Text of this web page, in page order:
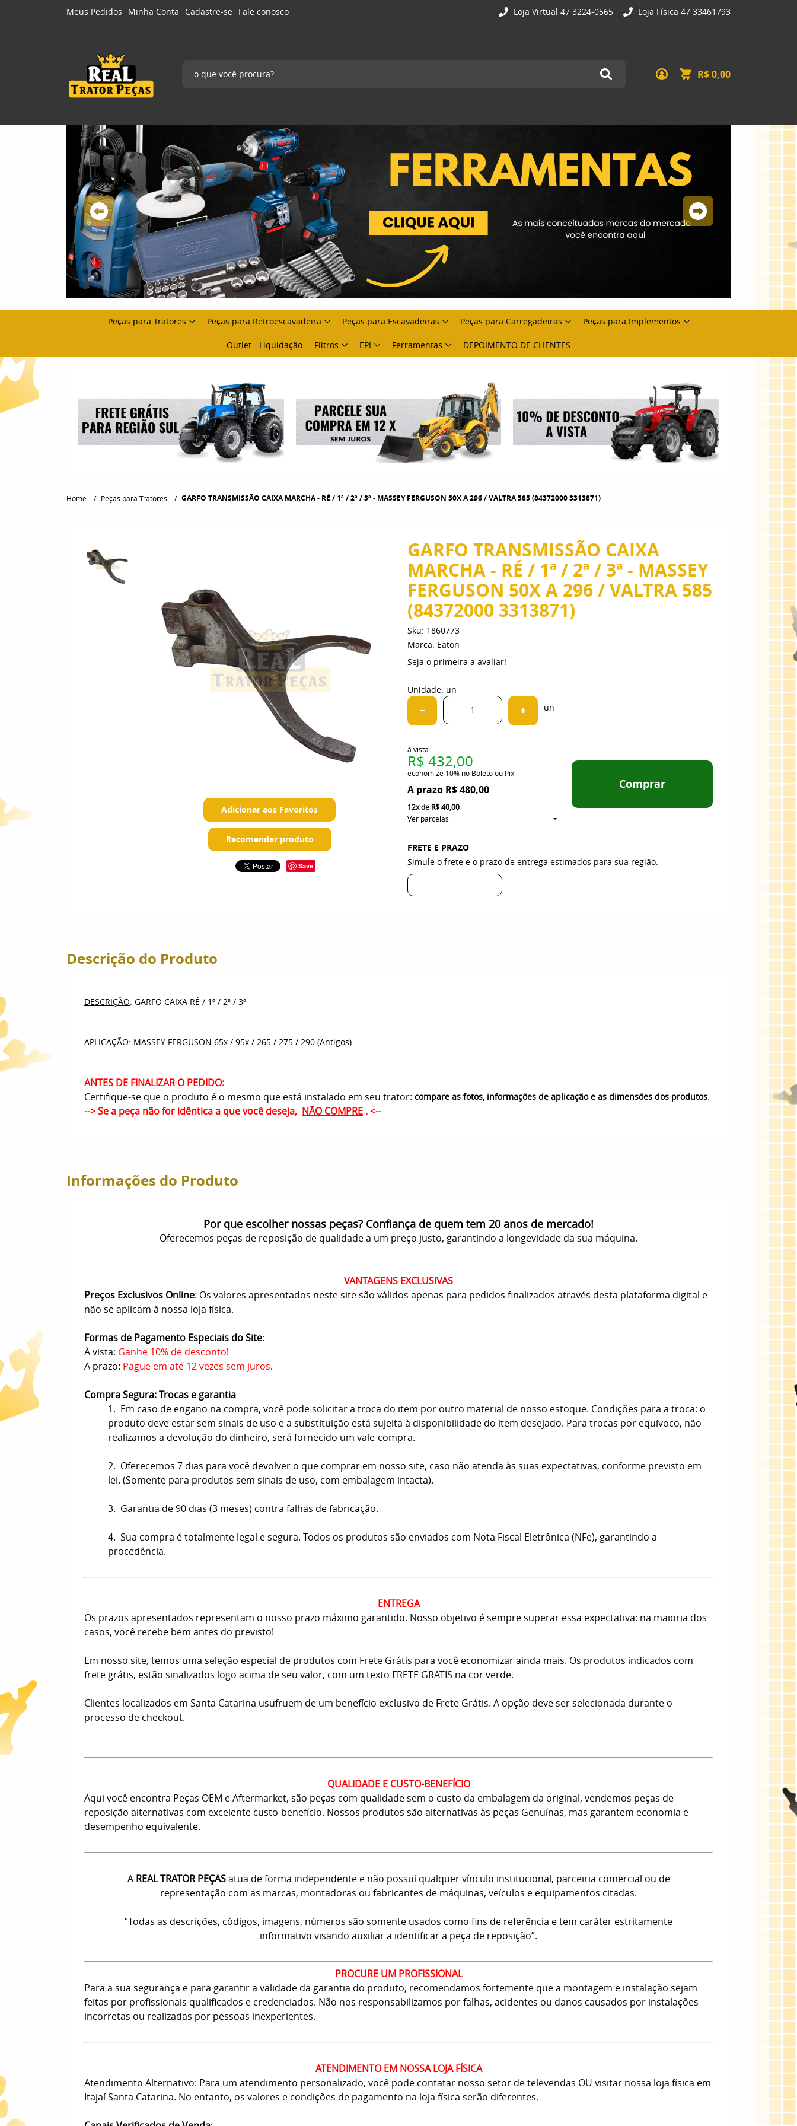
Meus Pedidos Minha Conta Cadastre-se Fale conosco Loja Virtual 47 3224-0565 Loja Física 47 33461793
R$ 0,00
Peças para Tratores Peças para Retroescavadeira Peças para Escavadeiras Peças para Carregadeiras Peças para Implementos
Outlet - Liquidação Filtros EPI Ferramentas DEPOIMENTO DE CLIENTES
Home Peças para Tratores GARFO TRANSMISSÃO CAIXA MARCHA - RÉ / 1ª / 2ª / 3ª - MASSEY FERGUSON 50X A 296 / VALTRA 585 (84372000 3313871)
Adicionar aos Favoritos
Recomendar produto
Save
GARFO TRANSMISSÃO CAIXA
MARCHA - RÉ / 1ª / 2ª / 3ª - MASSEY
FERGUSON 50X A 296 / VALTRA 585
(84372000 3313871)
Sku: 1860773
Marca: Eaton
Seja o primeira a avaliar!
Unidade: un
un
R$ 480,00
à vista
R$ 432,00
economize 10% no Boleto ou Pix
12xde R$ 40,00
Ver parcelas
Comprar
FRETE E PRAZO
Simule o frete e o prazo de entrega estimados para sua região:
Descrição do Produto
DESCRIÇÃO: GARFO CAIXA RÉ / 1ª / 2ª / 3ª
APLICAÇÃO: MASSEY FERGUSON 65x / 95x / 265 / 275 / 290 (Antigos)
ANTES DE FINALIZAR O PEDIDO:
Certifique-se que o produto é o mesmo que está instalado em seu trator: compare as fotos, informações de aplicação e as dimensões dos produtos.
--> Se a peça não for idêntica a que você deseja, NÃO COMPRE . <--
Informações do Produto
Por que escolher nossas peças? Confiança de quem tem 20 anos de mercado!
Oferecemos peças de reposição de qualidade a um preço justo, garantindo a longevidade da sua máquina.
VANTAGENS EXCLUSIVAS
Preços Exclusivos Online: Os valores apresentados neste site são válidos apenas para pedidos finalizados através desta plataforma digital e
não se aplicam à nossa loja física.
Formas de Pagamento Especiais do Site:
À vista: Ganhe 10% de desconto!
A prazo: Pague em até 12 vezes sem juros.
Compra Segura: Trocas e garantia
1. Em caso de engano na compra, você pode solicitar a troca do item por outro material de nosso estoque. Condições para a troca: o
produto deve estar sem sinais de uso e a substituição está sujeita à disponibilidade do item desejado. Para trocas por equívoco, não
realizamos a devolução do dinheiro, será fornecido um vale-compra.
2. Oferecemos 7 dias para você devolver o que comprar em nosso site, caso não atenda às suas expectativas, conforme previsto em
lei. (Somente para produtos sem sinais de uso, com embalagem intacta).
3. Garantia de 90 dias (3 meses) contra falhas de fabricação.
4. Sua compra é totalmente legal e segura. Todos os produtos são enviados com Nota Fiscal Eletrônica (NFe), garantindo a
procedência.
ENTREGA
Os prazos apresentados representam o nosso prazo máximo garantido. Nosso objetivo é sempre superar essa expectativa: na maioria dos
casos, você recebe bem antes do previsto!
Em nosso site, temos uma seleção especial de produtos com Frete Grátis para você economizar ainda mais. Os produtos indicados com
frete grátis, estão sinalizados logo acima de seu valor, com um texto FRETE GRATIS na cor verde.
Clientes localizados em Santa Catarina usufruem de um benefício exclusivo de Frete Grátis. A opção deve ser selecionada durante o
processo de checkout.
QUALIDADE E CUSTO-BENEFÍCIO
Aqui você encontra Peças OEM e Aftermarket, são peças com qualidade sem o custo da embalagem da original, vendemos peças de
reposição alternativas com excelente custo-benefício. Nossos produtos são alternativas às peças Genuínas, mas garantem economia e
desempenho equivalente.
A REAL TRATOR PEÇASatua de forma independente e não possuí qualquer vínculo institucional, parceiria comercial ou de
representação com as marcas, montadoras ou fabricantes de máquinas, veículos e equipamentos citadas.
“Todas as descrições, códigos, imagens, números são somente usados como fins de referência e tem caráter estritamente
informativo visando auxiliar a identificar a peça de reposição”.
PROCURE UM PROFISSIONAL
Para a sua segurança e para garantir a validade da garantia do produto, recomendamos fortemente que a montagem e instalação sejam
feitas por profissionais qualificados e credenciados. Não nos responsabilizamos por falhas, acidentes ou danos causados por instalações
incorretas ou realizadas por pessoas inexperientes.
ATENDIMENTO EM NOSSA LOJA FÍSICA
Atendimento Alternativo: Para um atendimento personalizado, você pode contatar nosso setor de televendas OU visitar nossa loja física em
Itajaí Santa Catarina. No entanto, os valores e condições de pagamento na loja física serão diferentes.